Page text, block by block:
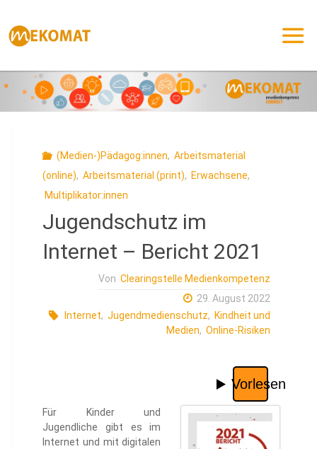
Inhalt
springen
(Medien-)Pädagog:innen, Arbeitsmaterial
(online), Arbeitsmaterial (print), Erwachsene,
Multiplikator:innen
Jugendschutz im
Internet – Bericht 2021
Von Clearingstelle Medienkompetenz
29. August 2022
Internet, Jugendmedienschutz, Kindheit und
Medien, Online-Risiken
Für Kinder und
Jugendliche gibt es im
Internet und mit digitalen